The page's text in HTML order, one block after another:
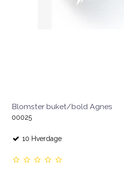
Blomster buket/bold Agnes
00025
10 Hverdage